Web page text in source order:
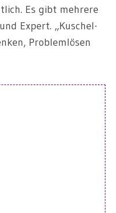
Es gibt mehrere
Expert. „Kuschel-
Problemlösen